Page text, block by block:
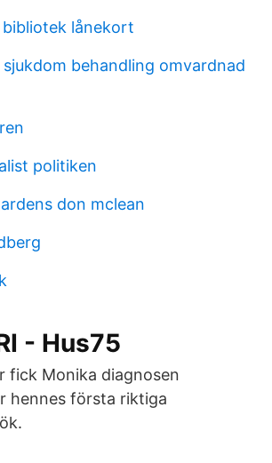
lånekort
sjukdom behandling omvardnad
politiken
don mclean
- Hus75
fick Monika diagnosen
hennes första riktiga